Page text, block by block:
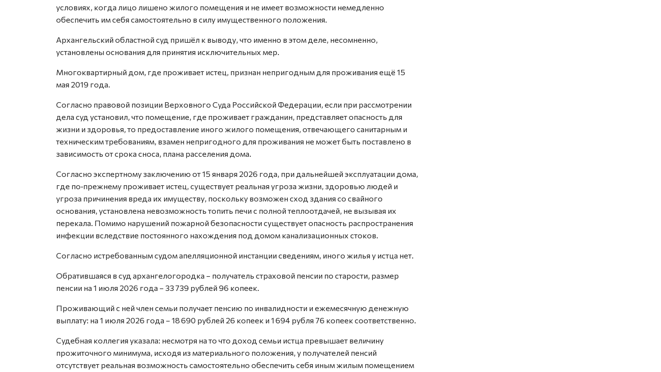
условиях, когда лицо лишено жилого помещения и не имеет возможности немедленно
обеспечить им себя самостоятельно в силу имущественного положения.
Архангельский областной суд пришёл к выводу, что именно в этом деле, несомненно,
установлены основания для принятия исключительных мер.
Многоквартирный дом, где проживает истец, признан непригодным для проживания ещё 15
мая 2019 года.
Согласно правовой позиции Верховного Суда Российской Федерации, если при рассмотрении
дела суд установил, что помещение, где проживает гражданин, представляет опасность для
жизни и здоровья, то предоставление иного жилого помещения, отвечающего санитарным и
техническим требованиям, взамен непригодного для проживания не может быть поставлено в
зависимость от срока сноса, плана расселения дома.
Согласно экспертному заключению от 15 января 2026 года, при дальнейшей эксплуатации дома,
где по‑прежнему проживает истец, существует реальная угроза жизни, здоровью людей и
угроза причинения вреда их имуществу, поскольку возможен сход здания со свайного
основания, установлена невозможность топить печи с полной теплоотдачей, не вызывая их
перекала. Помимо нарушений пожарной безопасности существует опасность распространения
инфекции вследствие постоянного нахождения под домом канализационных стоков.
Согласно истребованным судом апелляционной инстанции сведениям, иного жилья у истца нет.
Обратившаяся в суд архангелогородка – получатель страховой пенсии по старости, размер
пенсии на 1 июля 2026 года – 33 739 рублей 96 копеек.
Проживающий с ней член семьи получает пенсию по инвалидности и ежемесячную денежную
выплату: на 1 июля 2026 года – 18 690 рублей 26 копеек и 1 694 рубля 76 копеек соответственно.
Судебная коллегия указала: несмотря на то что доход семьи истца превышает величину
прожиточного минимума, исходя из материального положения, у получателей пенсий
отсутствует реальная возможность самостоятельно обеспечить себя иным жилым помещением